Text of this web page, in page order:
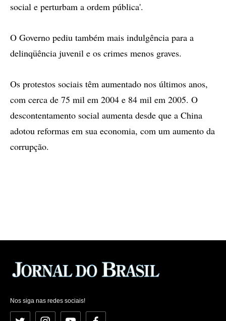
social e perturbam a ordem pública'.
O Governo pediu também mais indulgência para a
delinqüência juvenil e os crimes menos graves.
Os protestos sociais têm aumentado nos últimos anos,
com cerca de 75 mil em 2004 e 84 mil em 2005. O
descontentamento social aumenta desde que a China
adotou reformas em sua economia, com um aumento da
corrupção.
Nos siga nas redes sociais!